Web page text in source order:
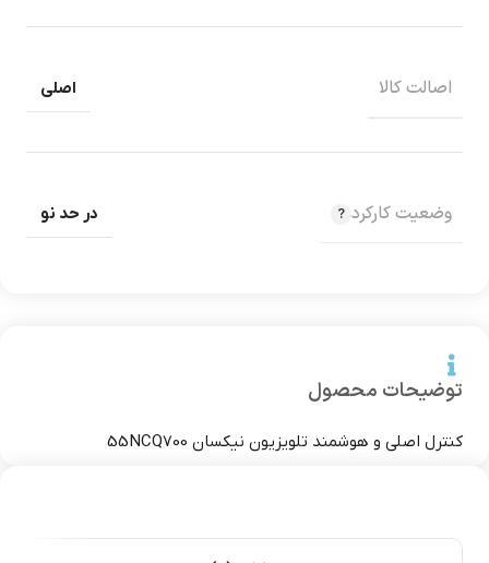
توضیحات محصول
کنترل اصلی و هوشمند تلویزیون نیکسان 55NCQ700
اصالت کالا اصلی
وضعیت کارکرد در حد نو